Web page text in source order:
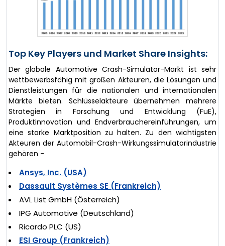
Top Key Players und Market Share Insights:
Der globale Automotive Crash-Simulator-Markt ist sehr
wettbewerbsfähig mit großen Akteuren, die Lösungen und
Dienstleistungen für die nationalen und internationalen
Märkte bieten. Schlüsselakteure übernehmen mehrere
Strategien in Forschung und Entwicklung (FuE),
Produktinnovation und Endverbrauchereinführungen, um
eine starke Marktposition zu halten. Zu den wichtigsten
Akteuren der Automobil-Crash-Wirkungssimulatorindustrie
gehören -
Ansys, Inc. (USA)
Dassault Systèmes SE (Frankreich)
AVL List GmbH (Österreich)
IPG Automotive (Deutschland)
Ricardo PLC (US)
ESI Group (Frankreich)